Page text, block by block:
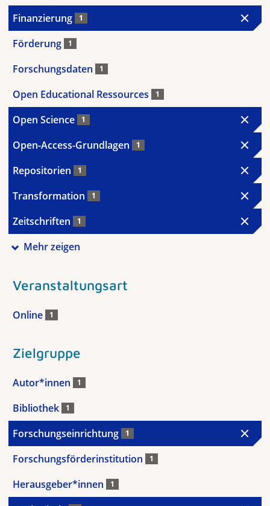
Finanzierung 1
Förderung 1
Forschungsdaten 1
Open Educational Ressources 1
Open Science 1
Open-Access-Grundlagen 1
Repositorien 1
Transformation 1
Zeitschriften 1
Mehr zeigen
Veranstaltungsart
Online 1
Zielgruppe
Autor*innen 1
Bibliothek 1
Forschungseinrichtung 1
Forschungsförderinstitution 1
Herausgeber*innen 1